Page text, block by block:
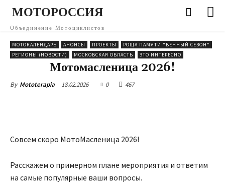
МОТОРОССИЯ
Объединение Мотоциклистов
МОТОКАЛЕНДАРЬ АНОНСЫ ПРОЕКТЫ
РОЩА ПАМЯТИ "ВЕЧНЫЙ СЕЗОН"
РЕГИОНЫ (НОВОСТИ)
МОСКОВСКАЯ ОБЛАСТЬ ЭТО ИНТЕРЕСНО
Мотомасленица 2026!
By Mototerapia 18.02.2026 0 467
Совсем скоро МотоМасленица 2026!
Расскажем о примерном плане мероприятия и ответим
на самые популярные ваши вопросы.